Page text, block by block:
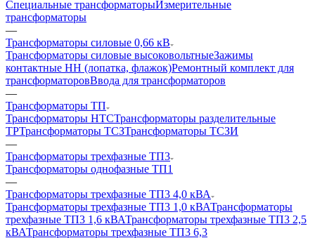
Специальные трансформаторыИзмерительные
трансформаторы
—
Трансформаторы силовые 0,66 кВ
Трансформаторы силовые высоковольтныеЗажимы
контактные НН (лопатка, флажок)Ремонтный комплект для
трансформаторовВвода для трансформаторов
—
Трансформаторы ТП
Трансформаторы НТСТрансформаторы разделительные
ТРТрансформаторы ТСЗТрансформаторы ТСЗИ
—
Трансформаторы трехфазные ТП3
Трансформаторы однофазные ТП1
—
Трансформаторы трехфазные ТП3 4,0 кВА
Трансформаторы трехфазные ТП3 1,0 кВАТрансформаторы
трехфазные ТП3 1,6 кВАТрансформаторы трехфазные ТП3 2,5
кВАТрансформаторы трехфазные ТП3 6,3